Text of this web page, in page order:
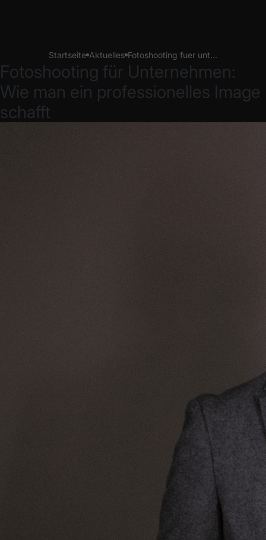
Startseite Aktuelles Fotoshooting fuer unt...
Fotoshooting für Unternehmen:
Wie man ein professionelles Image
schafft